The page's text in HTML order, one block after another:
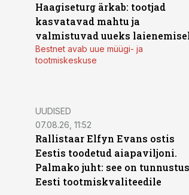
Haagiseturg ärkab: tootjad
kasvatavad mahtu ja
valmistuvad uueks
Bestnet avab uue müügi- ja
tootmiskeskuse
UUDISED
07.08.26, 11:52
Rallistaar Elfyn Evans ostis
Eestis toodetud aiapaviljoni.
Palmako juht: see on tunnustus
Eesti tootmiskvaliteedile